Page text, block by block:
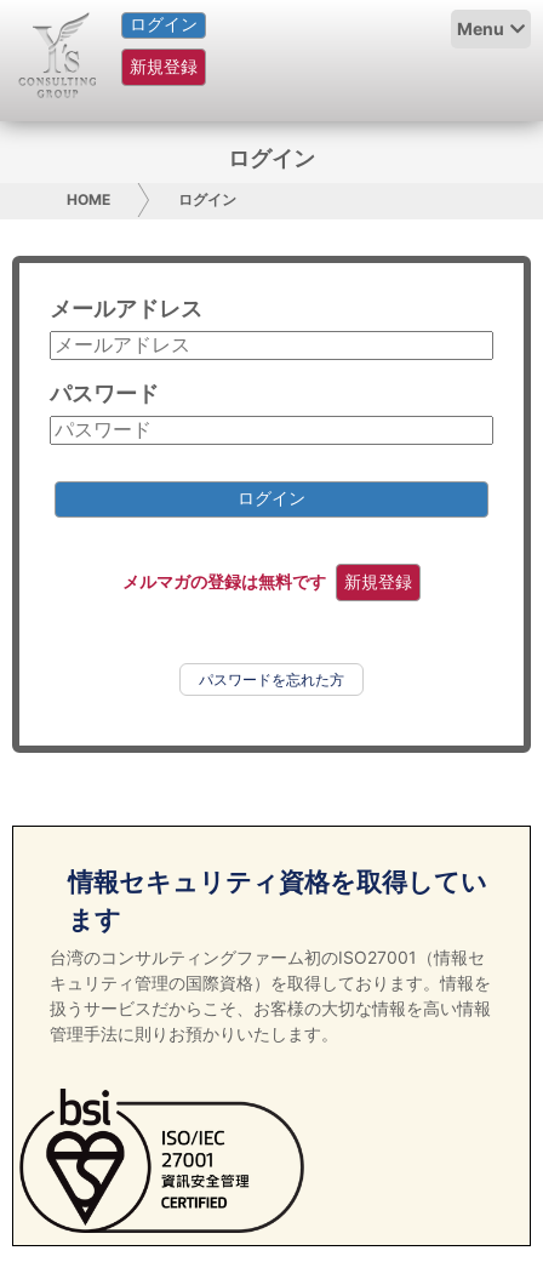
ログイン
新規登録
Menu
HOME
サービス紹介
グループ概要
採用情報
お問い合わせ
コンサルティング
リサーチ
ログイン
HOME ログイン
メールアドレス
パスワード
ログイン
メルマガの登録は無料です 新規登録
パスワードを忘れた方
情報セキュリティ資格を取得してい
ます
台湾のコンサルティングファーム初のISO27001（情報セ
キュリティ管理の国際資格）を取得しております。情報を
扱うサービスだからこそ、お客様の大切な情報を高い情報
管理手法に則りお預かりいたします。